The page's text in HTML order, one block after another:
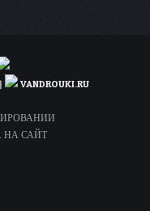
|
VANDROUKI.RU
НА САЙТ